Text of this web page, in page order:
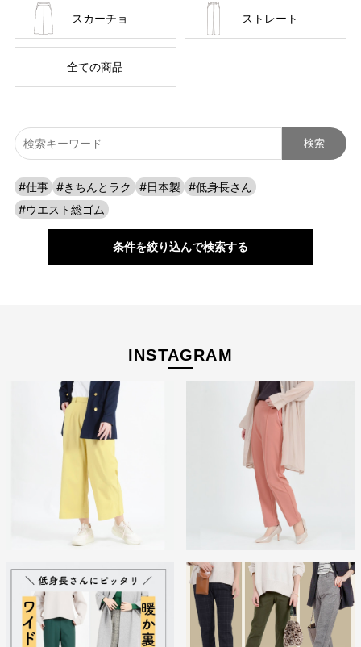
スニーカーにも合わせやすい♪
スカーチョ ストレート
全ての商品
#仕事 #きちんとラク #日本製
#低身長さん
#ウエスト総ゴム
条件を絞り込んで検索する
INSTAGRAM